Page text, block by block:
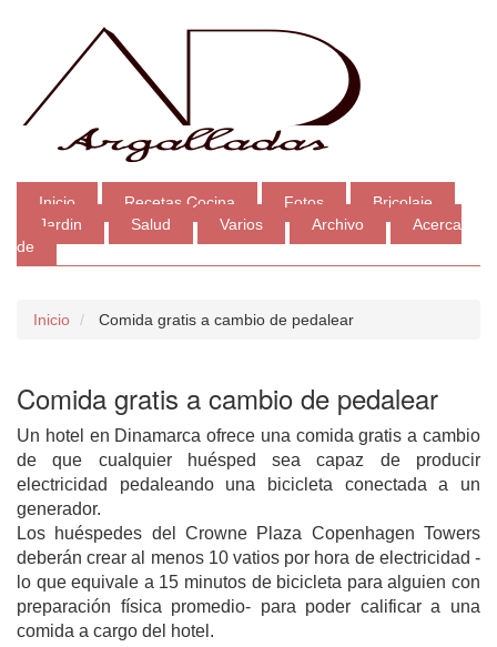
Inicio Recetas Cocina Fotos
Bricolaje
Jardin
Salud Varios Archivo
Acerca
de
Inicio Comida gratis a cambio de pedalear
Comida gratis a cambio de pedalear
Un hotel en Dinamarca ofrece una comida gratis a cambio
de que cualquier huésped sea capaz de producir
electricidad pedaleando una bicicleta conectada a un
generador.
Los huéspedes del Crowne Plaza Copenhagen Towers
deberán crear al menos 10 vatios por hora de electricidad -
lo que equivale a 15 minutos de bicicleta para alguien con
preparación física promedio- para poder calificar a una
comida a cargo del hotel.